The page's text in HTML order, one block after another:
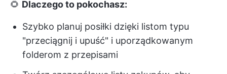
🌻 Dlaczego to pokochasz:
Szybko planuj posiłki dzięki listom typu
"przeciągnij i upuść" i uporządkowanym
folderom z przepisami